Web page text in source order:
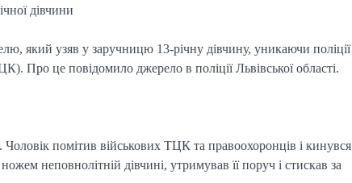
дівчини
який узяв у заручницю 13-річну дівчину, уникаючи поліції
Про це повідомило джерело в поліції Львівської області.
Чоловік помітив військових ТЦК та правоохоронців і кинувся
неповнолітній дівчині, утримував її поруч і стискав за